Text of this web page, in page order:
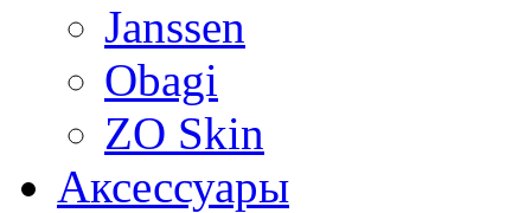
Janssen
Obagi
ZO Skin
Aксессуары